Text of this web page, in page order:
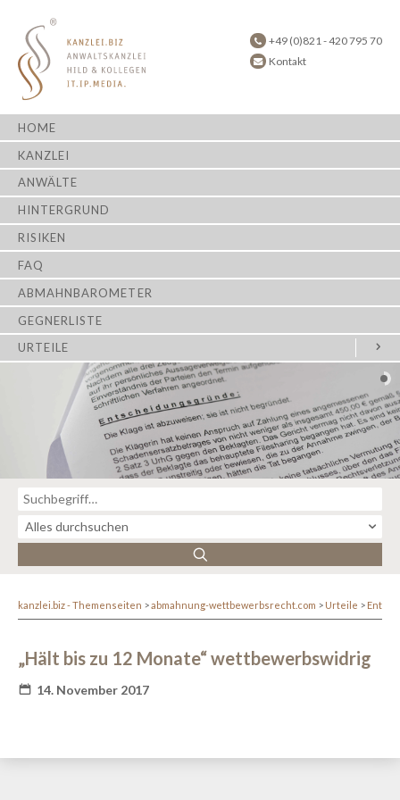
+49 (0)821 - 420 795 70
Kontakt
HOME
KANZLEI
ANWÄLTE
HINTERGRUND
RISIKEN
FAQ
ABMAHNBAROMETER
GEGNERLISTE
URTEILE
kanzlei.biz - Themenseiten abmahnung-wettbewerbsrecht.com Urteile
„Hält bis zu 12 Monate“ wettbewerbswidrig
14. November 2017